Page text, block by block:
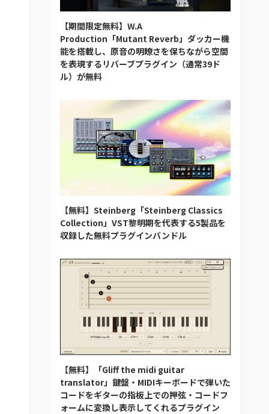
【期間限定無料】W.A
Production「Mutant Reverb」ダッカー機
能を搭載し、原音の明瞭さを保ちながら空間
を表現するリバーブプラグイン（通常39ド
ル）が無料
【無料】Steinberg「Steinberg Classics
Collection」VST黎明期を代表する5製品を
収録した無料プラグインバンドル
【無料】「Gliff the midi guitar
translator」鍵盤・MIDIキーボードで弾いた
コードをギターの指板上での押弦・コードフ
ォームに変換し表示してくれるプラグイン